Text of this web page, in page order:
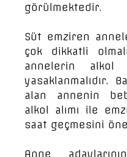
görülmektedir.
Süt emziren
çok dikkatli
annelerin
yasaklanmalıdır.
alan annenin
alkol alımı ile
saat geçmesini
Anne